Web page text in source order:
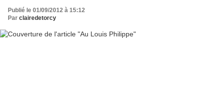
Publié le 01/09/2012 à 15:12
Par clairedetorcy